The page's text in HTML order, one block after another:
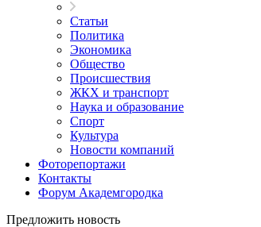
Статьи
Политика
Экономика
Общество
Происшествия
ЖКХ и транспорт
Наука и образование
Спорт
Культура
Новости компаний
Фоторепортажи
Контакты
Форум Академгородка
Предложить новость